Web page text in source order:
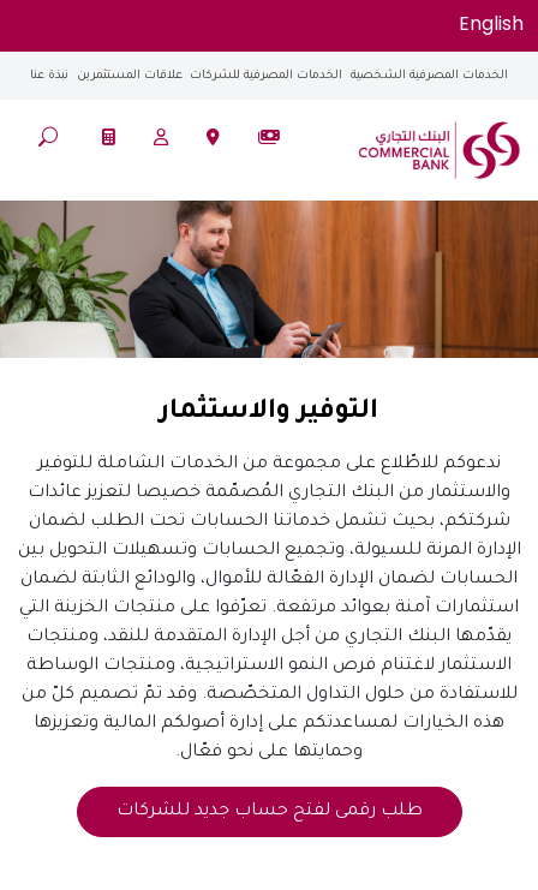
English
الخدمات المصرفية الشخصية الخدمات المصرفية للشركات علاقات المستثمرين نبذة عنا
التوفير والاستثمار
ندعوكم للاطّلاع على مجموعة من الخدمات الشاملة للتوفير
والاستثمار من البنك التجاري المُصمّمة خصيصا لتعزيز عائدات
شركتكم، بحيث تشمل خدماتنا الحسابات تحت الطلب لضمان
الإدارة المرنة للسيولة، وتجميع الحسابات وتسهيلات التحويل بين
الحسابات لضمان الإدارة الفعّالة للأموال، والودائع الثابتة لضمان
استثمارات آمنة بعوائد مرتفعة. تعرّفوا على منتجات الخزينة التي
يقدّمها البنك التجاري من أجل الإدارة المتقدمة للنقد، ومنتجات
الاستثمار لاغتنام فرص النمو الاستراتيجية، ومنتجات الوساطة
للاستفادة من حلول التداول المتخصّصة. وقد تمّ تصميم كلّ من
هذه الخيارات لمساعدتكم على إدارة أصولكم المالية وتعزيزها
وحمايتها على نحو فعّال.
طلب رقمى لفتح حساب جديد للشركات